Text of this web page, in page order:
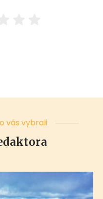
vás vybrali